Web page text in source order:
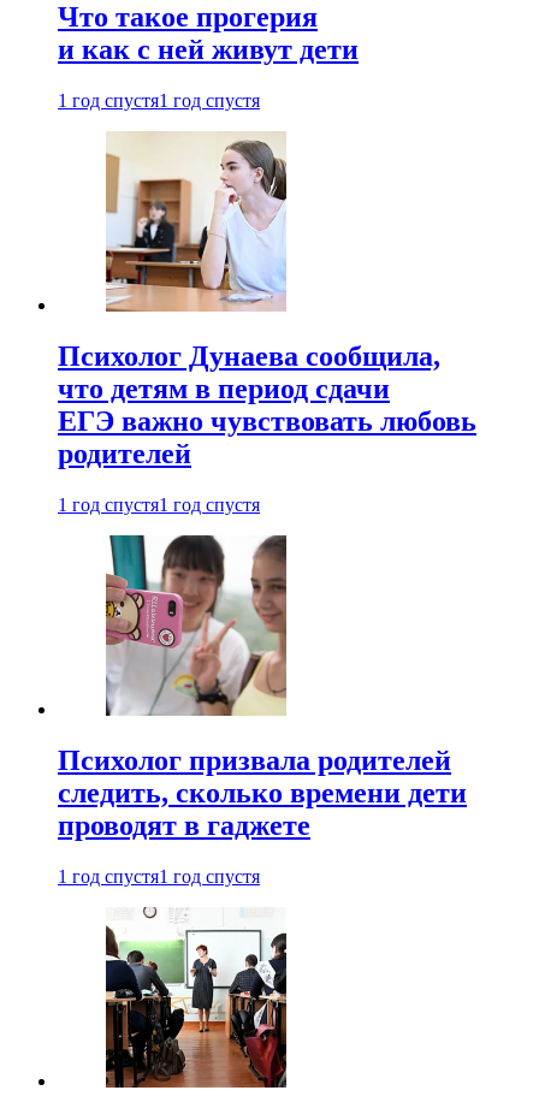
Что такое прогерия
и как с ней живут дети
1 год спустя1 год спустя
Психолог Дунаева сообщила,
что детям в период сдачи
ЕГЭ важно чувствовать любовь
родителей
1 год спустя1 год спустя
Психолог призвала родителей
следить, сколько времени дети
проводят в гаджете
1 год спустя1 год спустя